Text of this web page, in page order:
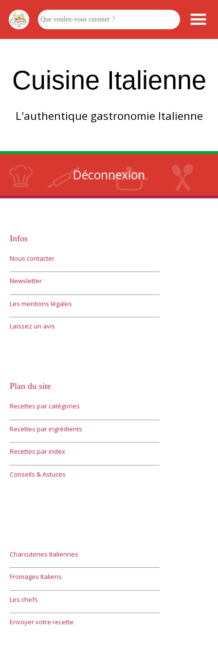
Cuisine Italienne
L'authentique gastronomie Italienne
Déconnexion
Infos
Nous contacter
Newsletter
Les mentions légales
Laissez un avis
Plan du site
Recettes par catégories
Recettes par ingrédients
Recettes par index
Conseils & Astuces
Charcuteries Italiennes
Fromages Italiens
Les chefs
Envoyer votre recette